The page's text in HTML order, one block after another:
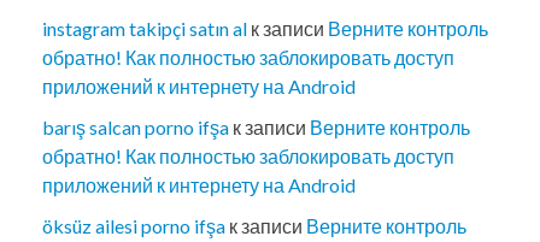
instagram takipçi satın al к записи Верните контроль
обратно! Как полностью заблокировать доступ
приложений к интернету на Android
barış salcan porno ifşa к записи Верните контроль
обратно! Как полностью заблокировать доступ
приложений к интернету на Android
öksüz ailesi porno ifşa к записи Верните контроль